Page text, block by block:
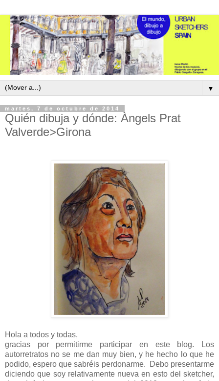
▼
martes, 7 de octubre de 2014
Quién dibuja y dónde: Àngels Prat
Valverde>Girona
Hola a todos y todas,
gracias por permitirme participar en este blog. Los
autorretratos no se me dan muy bien, y he hecho lo que he
podido, espero que sabréis perdonarme. Debo presentarme
diciendo que soy relativamente nueva en esto del sketcher,